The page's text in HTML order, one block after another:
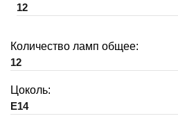
12
Количество ламп общее:
12
Цоколь:
E14